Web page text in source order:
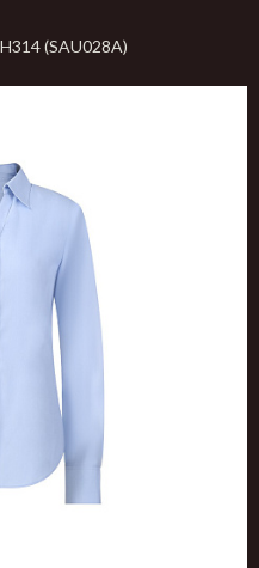
(SAU028A)